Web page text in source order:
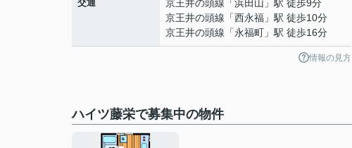
交通 京王井の頭線 「浜田山 」駅 徒歩9分
京王井の頭線 「西永福 」駅 徒歩10分
京王井の頭線 「永福町 」駅 徒歩16分
情報の見方
ハイツ藤栄で募集中の物件